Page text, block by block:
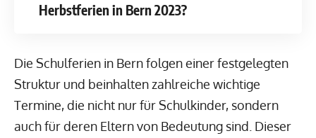
Herbstferien in Bern 2023?
Die Schulferien in Bern folgen einer festgelegten
Struktur und beinhalten zahlreiche wichtige
Termine, die nicht nur für Schulkinder, sondern
auch für deren Eltern von Bedeutung sind. Dieser